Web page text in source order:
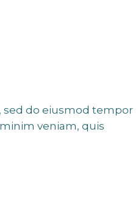
sed do eiusmod tempor
veniam, quis